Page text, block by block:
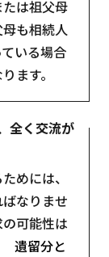
は祖父母
も相続人
いる場合
ます。
全く交流が
で、妻と
めには、
なりませ
可能性は
遺留分と